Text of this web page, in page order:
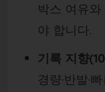
박스 여유
야 합니다.
기록 지향
경량·반발·